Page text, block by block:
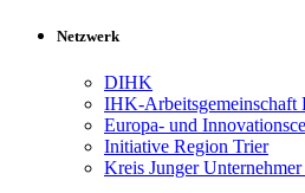
Netzwerk
DIHK
IHK-Arbeitsgemeinschaft
Europa- und
Initiative Region Trier
Kreis Junger